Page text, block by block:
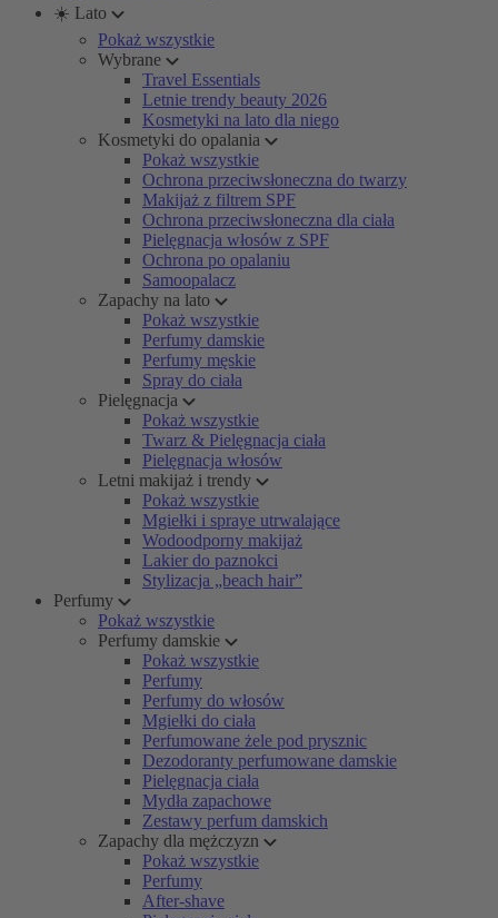
☀️ Lato
Pokaż wszystkie
Wybrane
Travel Essentials
Letnie trendy beauty 2026
Kosmetyki na lato dla niego
Kosmetyki do opalania
Pokaż wszystkie
Ochrona przeciwsłoneczna do twarzy
Makijaż z filtrem SPF
Ochrona przeciwsłoneczna dla ciała
Pielęgnacja włosów z SPF
Ochrona po opalaniu
Samoopalacz
Zapachy na lato
Pokaż wszystkie
Perfumy damskie
Perfumy męskie
Spray do ciała
Pielęgnacja
Pokaż wszystkie
Twarz & Pielęgnacja ciała
Pielęgnacja włosów
Letni makijaż i trendy
Pokaż wszystkie
Mgiełki i spraye utrwalające
Wodoodporny makijaż
Lakier do paznokci
Stylizacja „beach hair”
Perfumy
Pokaż wszystkie
Perfumy damskie
Pokaż wszystkie
Perfumy
Perfumy do włosów
Mgiełki do ciała
Perfumowane żele pod prysznic
Dezodoranty perfumowane damskie
Pielęgnacja ciała
Mydła zapachowe
Zestawy perfum damskich
Zapachy dla mężczyzn
Pokaż wszystkie
Perfumy
After-shave